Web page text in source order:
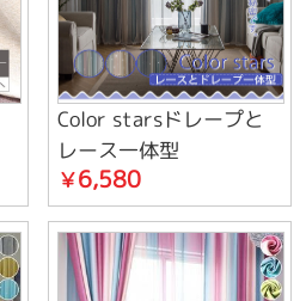
Color starsドレープと
レース一体型
￥6,580